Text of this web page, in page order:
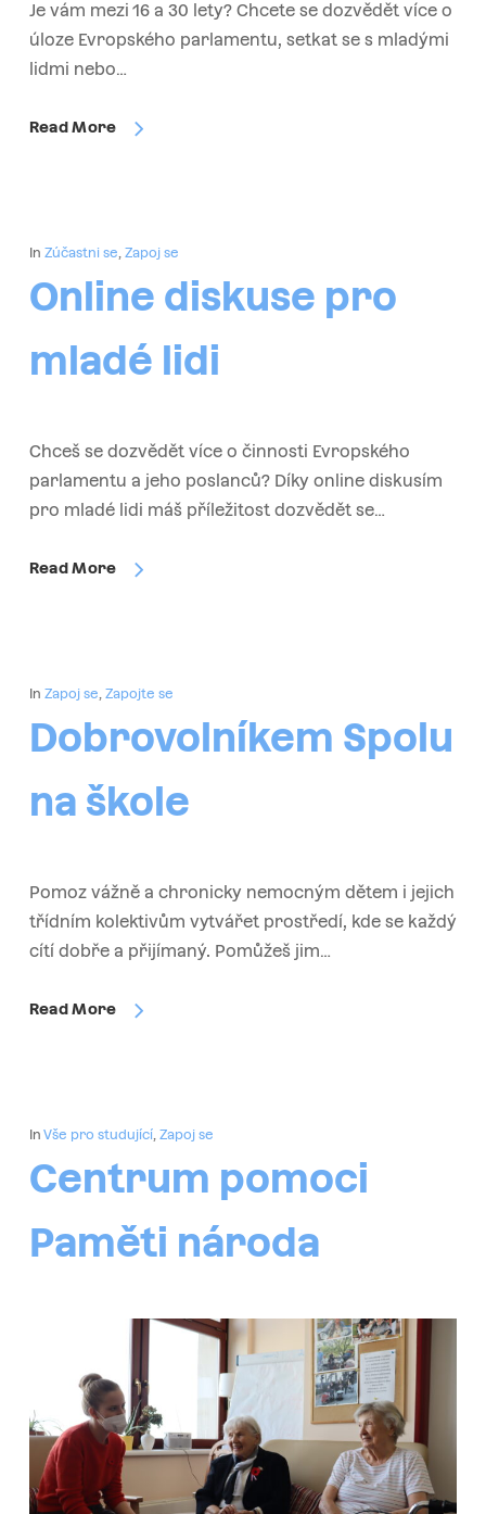
Je vám mezi 16 a 30 lety? Chcete se dozvědět více o
úloze Evropského parlamentu, setkat se s mladými
lidmi nebo…
Read More
In Zúčastni se, Zapoj se
Online diskuse pro
mladé lidi
Chceš se dozvědět více o činnosti Evropského
parlamentu a jeho poslanců? Díky online diskusím
pro mladé lidi máš příležitost dozvědět se…
Read More
In Zapoj se, Zapojte se
Dobrovolníkem Spolu
na škole
Pomoz vážně a chronicky nemocným dětem i jejich
třídním kolektivům vytvářet prostředí, kde se každý
cítí dobře a přijímaný. Pomůžeš jim…
Read More
In Vše pro studující, Zapoj se
Centrum pomoci
Paměti národa